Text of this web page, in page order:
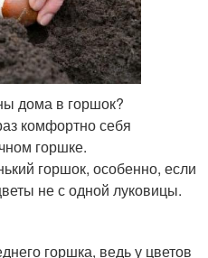
дома в горшок?
комфортно себя
горшке.
горшок, особенно, если
не с одной луковицы.
горшка, ведь у цветов